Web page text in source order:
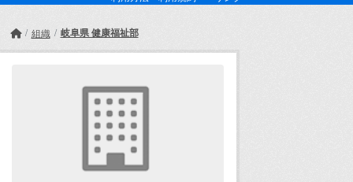
組織 岐阜県 健康福祉部